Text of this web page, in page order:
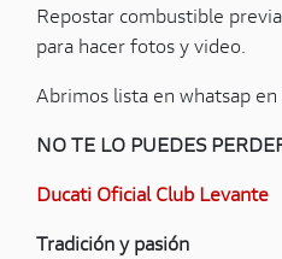
Repostar combustible
para hacer fotos y video.
Abrimos lista en whatsap en
NO TE LO PUEDES
Ducati Oficial Club Levante
Tradición y pasión